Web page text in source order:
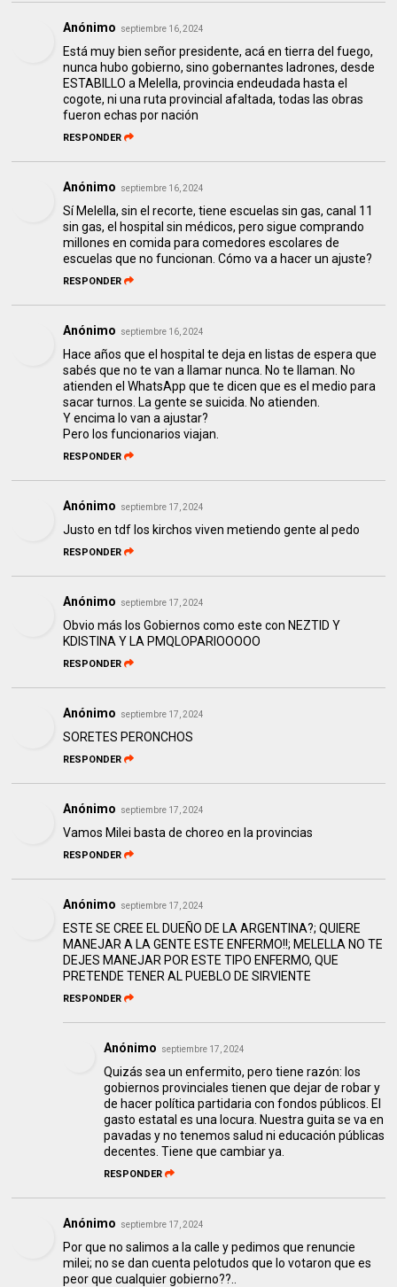
Anónimo septiembre 16, 2024
Está muy bien señor presidente, acá en tierra del fuego,
nunca hubo gobierno, sino gobernantes ladrones, desde
ESTABILLO a Melella, provincia endeudada hasta el
cogote, ni una ruta provincial afaltada, todas las obras
fueron echas por nación
RESPONDER
Anónimo septiembre 16, 2024
Sí Melella, sin el recorte, tiene escuelas sin gas, canal 11
sin gas, el hospital sin médicos, pero sigue comprando
millones en comida para comedores escolares de
escuelas que no funcionan. Cómo va a hacer un ajuste?
RESPONDER
Anónimo septiembre 16, 2024
Hace años que el hospital te deja en listas de espera que
sabés que no te van a llamar nunca. No te llaman. No
atienden el WhatsApp que te dicen que es el medio para
sacar turnos. La gente se suicida. No atienden.
Y encima lo van a ajustar?
Pero los funcionarios viajan.
RESPONDER
Anónimo septiembre 17, 2024
Justo en tdf los kirchos viven metiendo gente al pedo
RESPONDER
Anónimo septiembre 17, 2024
Obvio más los Gobiernos como este con NEZTID Y
KDISTINA Y LA PMQLOPARIOOOOO
RESPONDER
Anónimo septiembre 17, 2024
SORETES PERONCHOS
RESPONDER
Anónimo septiembre 17, 2024
Vamos Milei basta de choreo en la provincias
RESPONDER
Anónimo septiembre 17, 2024
ESTE SE CREE EL DUEÑO DE LA ARGENTINA?; QUIERE
MANEJAR A LA GENTE ESTE ENFERMO!!; MELELLA NO TE
DEJES MANEJAR POR ESTE TIPO ENFERMO, QUE
PRETENDE TENER AL PUEBLO DE SIRVIENTE
RESPONDER
Anónimo septiembre 17, 2024
Quizás sea un enfermito, pero tiene razón: los
gobiernos provinciales tienen que dejar de robar y
de hacer política partidaria con fondos públicos. El
gasto estatal es una locura. Nuestra guita se va en
pavadas y no tenemos salud ni educación públicas
decentes. Tiene que cambiar ya.
RESPONDER
Anónimo septiembre 17, 2024
Por que no salimos a la calle y pedimos que renuncie
milei; no se dan cuenta pelotudos que lo votaron que es
peor que cualquier gobierno??..